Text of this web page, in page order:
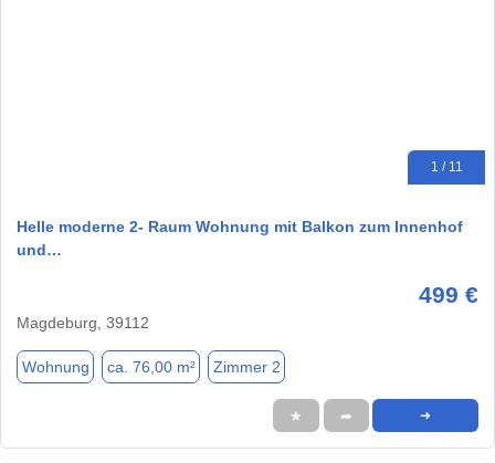
1 / 11
Helle moderne 2- Raum Wohnung mit Balkon zum Innenhof
und…
499 €
Magdeburg, 39112
Wohnung ca. 76,00 m² Zimmer 2
★ ➦ ➜